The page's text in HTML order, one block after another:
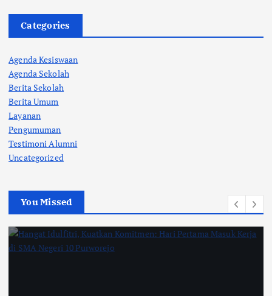
Categories
Agenda Kesiswaan
Agenda Sekolah
Berita Sekolah
Berita Umum
Layanan
Pengumuman
Testimoni Alumni
Uncategorized
You Missed